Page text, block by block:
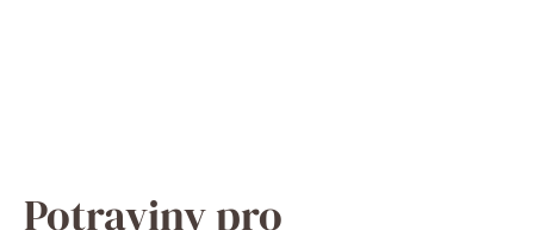
Potraviny pro